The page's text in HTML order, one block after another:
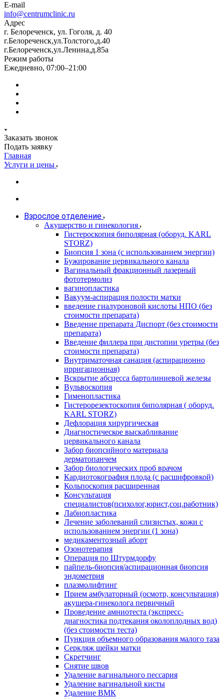
E-mail
info@centrumclinic.ru
Адрес
г. Белореченск, ул. Гоголя, д. 40
г.Белореченск,ул.Толстого,д.40
г.Белореченск,ул.Ленина,д.85а
Режим работы
Ежедневно, 07:00–21:00
Заказать звонок
Подать заявку
Главная
Услуги и цены
Взрослое отделение
Акушерство и гинекология
Гистероскопия биполярная (оборуд. KARL
STORZ)
Биопсия 1 зона (с использованием энергии)
Бужирование цервикального канала
Вагинальный фракционный лазерный
фототермолиз
вагинопластика
Вакуум-аспирация полости матки
введение гиалуроновой кислоты НПО (без
стоимости препарата)
Введение препарата Диспорт (без стоимости
препарата)
Введение филлера при дистопии уретры (без
стоимости препарата)
Внутриматочная санация (аспирационно
ирригационная)
Вскрытие абсцесса бартолиниевой железы
Вульвоскопия
Гименопластика
Гистерорезектоскопия биполярная ( оборуд.
KARL STORZ)
Дефлорация хирургическая
Диагностическое выскабливание
цервикального канала
Забор биопсийного материала
дерматопанчем
Забор биологических проб врачом
Кардиотокография плода (с расшифровкой)
Кольпоскопия расширенная
Консультация
специалистов(психолог,юрист,соц.работник)
Лабиопластика
Лечение заболеваний слизистых, кожи с
использованием энергии (1 зона)
медикаментозный аборт
Озонотерапия
Операция по Штурмдорфу
пайпель-биопсия/аспирационная биопсия
эндометрия
плазмолифтинг
Прием амбулаторный (осмотр, консультация)
акушера-гинеколога первичный
Проведение амниотеста (экспресс-
диагностика подтекания околоплодных вод)
(без стоимости теста)
Пункция объемного образования малого таза
Серкляж шейки матки
Скретчинг
Снятие швов
Удаление вагинального пессария
Удаление вагинальной кисты
Удаление ВМК